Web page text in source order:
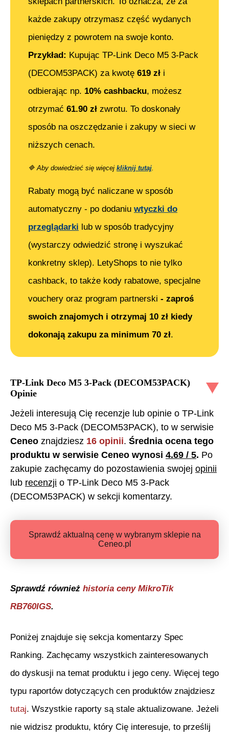
każde zakupy otrzymasz część wydanych
pieniędzy z powrotem na swoje konto.
Przykład: Kupując TP-Link Deco M5 3-Pack
(DECOM53PACK) za kwotę 619 zł i
odbierając np. 10% cashbacku, możesz
otrzymać 61.90 zł zwrotu. To doskonały
sposób na oszczędzanie i zakupy w sieci w
niższych cenach.
🔷 Aby dowiedzieć się więcej kliknij tutaj
Rabaty mogą być naliczane w sposób
automatyczny - po dodaniu wtyczki do
przeglądarki lub w sposób tradycyjny
(wystarczy odwiedzić stronę i wyszukać
konkretny sklep). LetyShops to nie tylko
cashback, to także kody rabatowe, specjalne
vouchery oraz program partnerski - zaproś
swoich znajomych i otrzymaj 10 zł kiedy
dokonają zakupu za minimum 70 zł.
TP-Link Deco M5 3-Pack (DECOM53PACK)
Opinie
Jeżeli interesują Cię recenzje lub opinie o TP-Link
Deco M5 3-Pack (DECOM53PACK), to w serwisie
Ceneo znajdziesz 16 opinii. Średnia ocena tego
produktu w serwisie Ceneo wynosi 4.69 / 5. Po
zakupie zachęcamy do pozostawienia swojej opinii
lub recenzji o TP-Link Deco M5 3-Pack
(DECOM53PACK) w sekcji komentarzy.
Sprawdź aktualną cenę w wybranym sklepie na
Ceneo.pl
Sprawdź również historia ceny MikroTik
RB760IGS.
Poniżej znajduje się sekcja komentarzy Spec
Ranking. Zachęcamy wszystkich zainteresowanych
do dyskusji na temat produktu i jego ceny. Więcej tego
typu raportów dotyczących cen produktów znajdziesz
tutaj. Wszystkie raporty są stale aktualizowane. Jeżeli
nie widzisz produktu, który Cię interesuje, to prześlij